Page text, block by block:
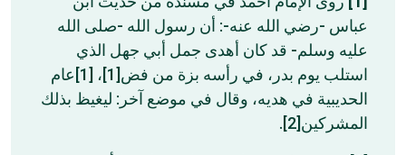
عباس -رضي الله عنه-: أن رسول الله -صلى الله
عليه وسلم- قد كان أهدى جمل أبي جهل الذي
استلب يوم بدر، في رأسه بزة من فض[1]، [1]عام
الحديبية في هديه، وقال في موضع آخر: ليغيظ بذلك
المشركين[2].